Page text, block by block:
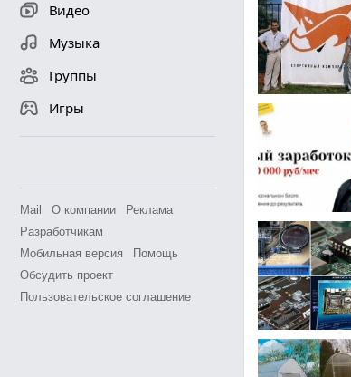
Видео
Музыка
Группы
Игры
Mail О компании
Реклама
Разработчикам
Мобильная версия
Помощь
Обсудить проект
Пользовательское соглашение